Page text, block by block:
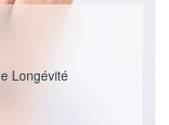
Longévité